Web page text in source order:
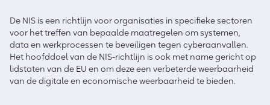
De NIS is een richtlijn voor organisaties in specifieke sectoren
voor het treffen van bepaalde maatregelen om systemen,
data en werkprocessen te beveiligen tegen cyberaanvallen.
Het hoofddoel van de NIS-richtlijn is ook met name gericht op
lidstaten van de EU en om deze een verbeterde weerbaarheid
van de digitale en economische weerbaarheid te bieden.